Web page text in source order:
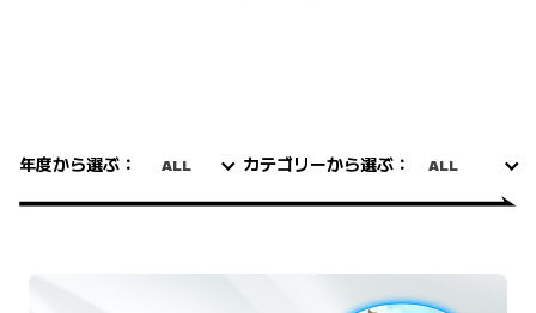
年度から選ぶ： ALL カテゴリーから選ぶ： ALL